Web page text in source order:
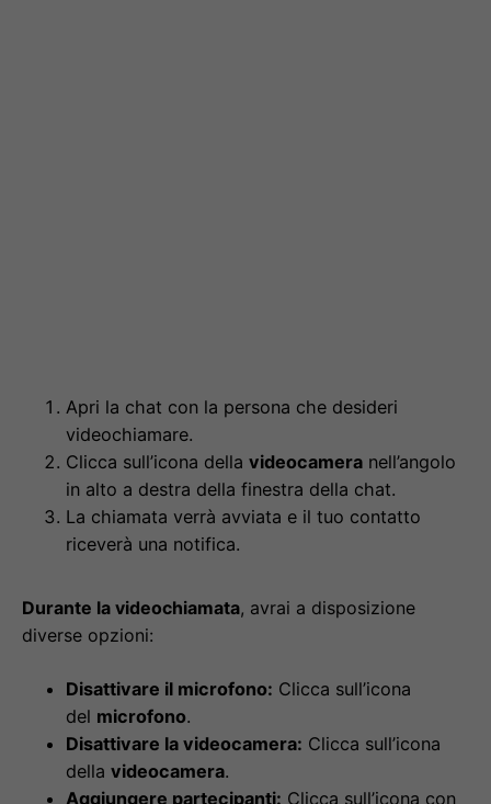
Apri la chat con la persona che desideri
videochiamare.
Clicca sull’icona della videocamera nell’angolo
in alto a destra della finestra della chat.
La chiamata verrà avviata e il tuo contatto
riceverà una notifica.
Durante la videochiamata, avrai a disposizione
diverse opzioni:
Disattivare il microfono: Clicca sull’icona
del microfono.
Disattivare la videocamera: Clicca sull’icona
della videocamera.
Aggiungere partecipanti: Clicca sull’icona con